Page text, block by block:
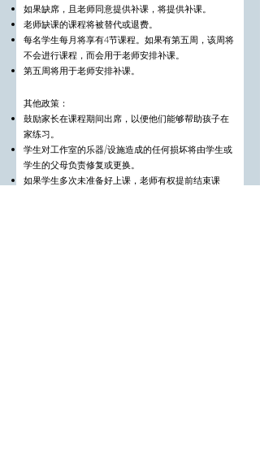
如果缺席，且老师同意提供补课，将提供补课。
老师缺课的课程将被替代或退费。
每名学生每月将享有4节课程。如果有第五周，该周将
不会进行课程，而会用于老师安排补课。
第五周将用于老师安排补课。
其他政策：
鼓励家长在课程期间出席，以便他们能够帮助孩子在
家练习。
学生对工作室的乐器/设施造成的任何损坏将由学生或
学生的父母负责修复或更换。
如果学生多次未准备好上课，老师有权提前结束课